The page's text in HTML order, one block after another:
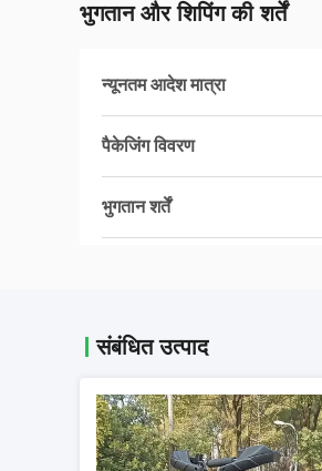
भुगतान और शिपिंग की शर्तें
न्यूनतम आदेश मात्रा
पैकेजिंग विवरण
भुगतान शर्तें
संबंधित उत्पाद